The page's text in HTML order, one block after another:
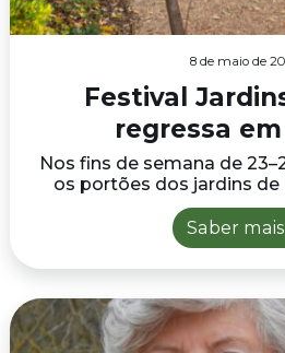
8 de maio de
Festival
regressa
Nos fins de semana de
os portões dos jardins de
Saber mais